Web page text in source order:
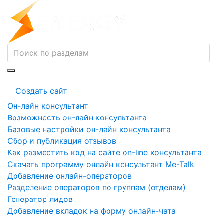
Создать сайт
Он-лайн консультант
Возможность он-лайн консультанта
Базовые настройки он-лайн консультанта
Сбор и публикация отзывов
Как разместить код на сайте on-line консультанта
Скачать программу онлайн консультант Me-Talk
Добавление онлайн-операторов
Разделение операторов по группам (отделам)
Генератор лидов
Добавление вкладок на форму онлайн-чата